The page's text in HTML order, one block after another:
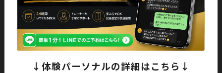
↓体験パーソナルの詳細はこちら↓